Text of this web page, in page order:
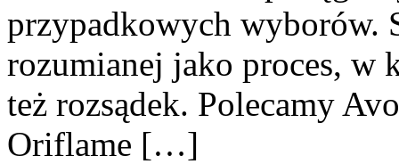
przypadkowych wyborów.
rozumianej jako proces, w
też rozsądek. Polecamy
Oriflame […]